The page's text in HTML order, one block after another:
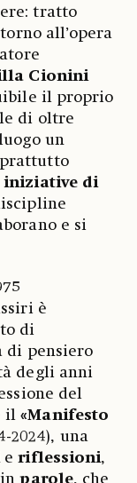
tratto
all’opera
Cionini
il proprio
di oltre
un
iniziative di
e si
è
di
di pensiero
degli anni
del
il«Manifesto
2024), una
eriflessioni,
parole, che